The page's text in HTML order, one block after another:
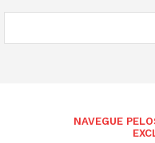
NAVEGUE